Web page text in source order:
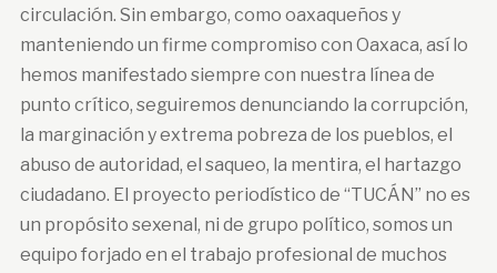
circulación. Sin embargo, como oaxaqueños y
manteniendo un firme compromiso con Oaxaca, así lo
hemos manifestado siempre con nuestra línea de
punto crítico, seguiremos denunciando la corrupción,
la marginación y extrema pobreza de los pueblos, el
abuso de autoridad, el saqueo, la mentira, el hartazgo
ciudadano. El proyecto periodístico de “TUCÁN” no es
un propósito sexenal, ni de grupo político, somos un
equipo forjado en el trabajo profesional de muchos